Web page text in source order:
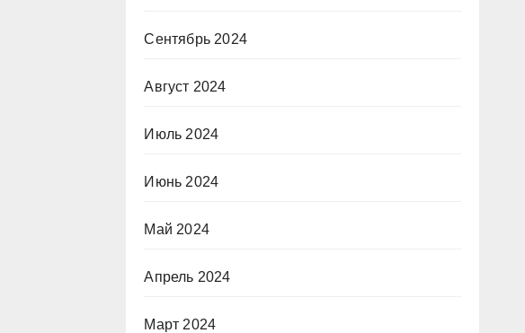
Сентябрь 2024
Август 2024
Июль 2024
Июнь 2024
Май 2024
Апрель 2024
Март 2024